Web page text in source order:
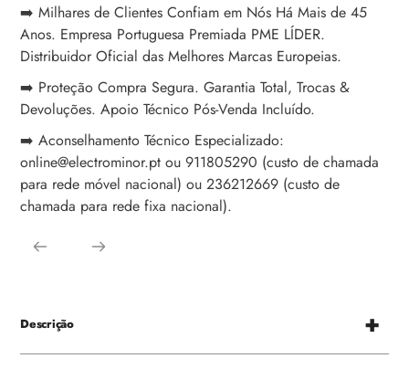
➡️ Milhares de Clientes Confiam em Nós Há Mais de 45
Anos. Empresa Portuguesa Premiada PME LÍDER.
Distribuidor Oficial das Melhores Marcas Europeias.
➡️ Proteção Compra Segura. Garantia Total, Trocas &
Devoluções. Apoio Técnico Pós-Venda Incluído.
➡️ Aconselhamento Técnico Especializado:
online@electrominor.pt ou 911805290 (custo de chamada
para rede móvel nacional) ou 236212669 (custo de
chamada para rede fixa nacional).
Descrição